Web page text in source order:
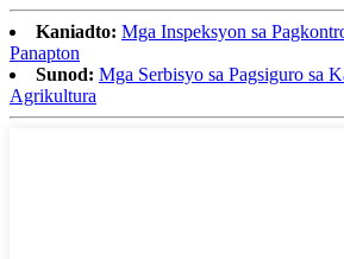
Kaniadto: Mga Inspeksyon sa
Panapton
Sunod: Mga Serbisyo sa Pagsiguro sa
Agrikultura